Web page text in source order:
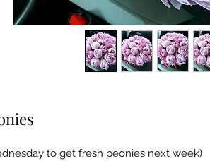
to get fresh peonies next week)